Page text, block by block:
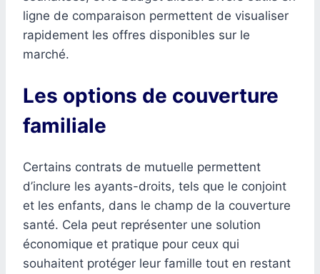
ligne de comparaison permettent de visualiser
rapidement les offres disponibles sur le
marché.
Les options de couverture
familiale
Certains contrats de mutuelle permettent
d’inclure les ayants-droits, tels que le conjoint
et les enfants, dans le champ de la couverture
santé. Cela peut représenter une solution
économique et pratique pour ceux qui
souhaitent protéger leur famille tout en restant